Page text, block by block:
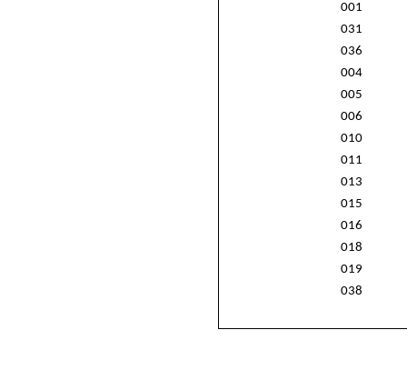
001
031
036
004
005
006
010
011
013
015
016
018
019
038